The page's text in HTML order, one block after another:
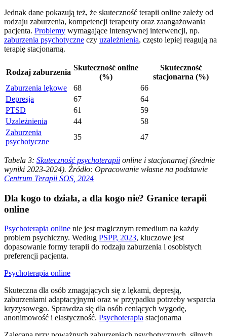
Jednak dane pokazują też, że skuteczność terapii online zależy od
rodzaju zaburzenia, kompetencji terapeuty oraz zaangażowania
pacjenta. Problemy wymagające intensywnej interwencji, np.
zaburzenia psychotyczne czy uzależnienia, często lepiej reagują na
terapię stacjonarną.
Rodzaj zaburzenia
Skuteczność online
(%)
Skuteczność
stacjonarna (%)
Zaburzenia lękowe
68
66
Depresja
67
64
PTSD
61
59
Uzależnienia
44
58
Zaburzenia
psychotyczne
35 47
Tabela 3: Skuteczność psychoterapii online i stacjonarnej (średnie
wyniki 2023-2024). Źródło: Opracowanie własne na podstawie
Centrum Terapii SOS, 2024
Dla kogo to działa, a dla kogo nie? Granice terapii
online
Psychoterapia online nie jest magicznym remedium na każdy
problem psychiczny. Według PSPP, 2023, kluczowe jest
dopasowanie formy terapii do rodzaju zaburzenia i osobistych
preferencji pacjenta.
Psychoterapia online
Skuteczna dla osób zmagających się z lękami, depresją,
zaburzeniami adaptacyjnymi oraz w przypadku potrzeby wsparcia
kryzysowego. Sprawdza się dla osób ceniących wygodę,
anonimowość i elastyczność. Psychoterapia stacjonarna